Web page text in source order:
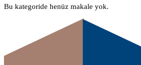
Bu kategoride henüz makale yok.